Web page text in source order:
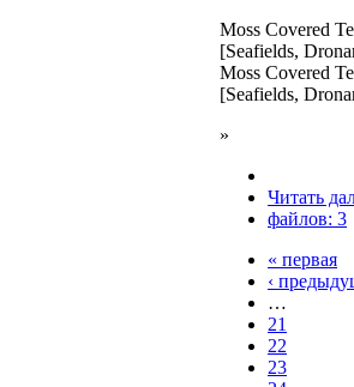
Moss Covered
[Seafields,
Moss Covered
[Seafields,
»
Читать
файлов: 3
« первая
‹
…
21
22
23